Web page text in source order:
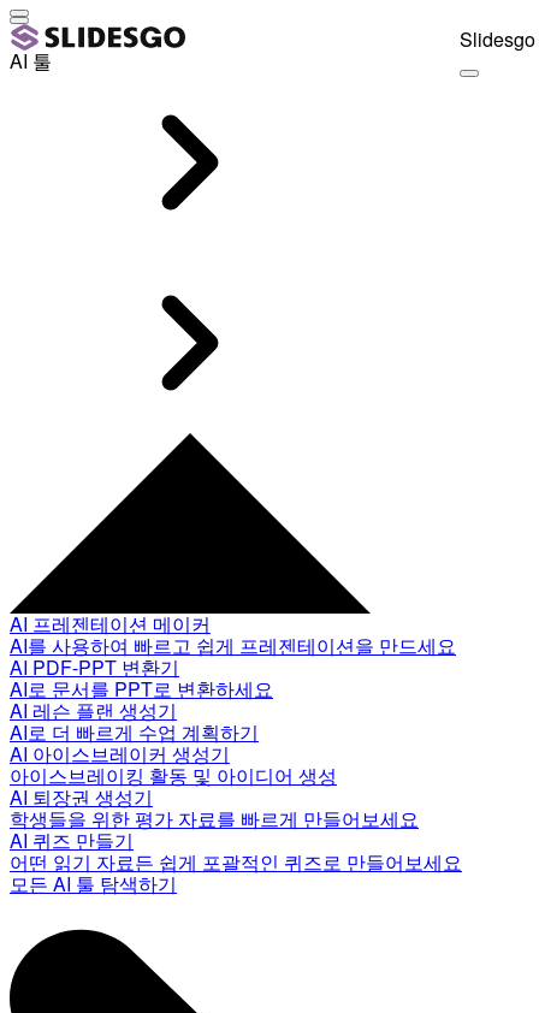
AI 툴
AI 프레젠테이션 메이커
AI를 사용하여 빠르고 쉽게 프레젠테이션을 만드세요
AI PDF-PPT 변환기
AI로 문서를 PPT로 변환하세요
AI 레슨 플랜 생성기
AI로 더 빠르게 수업 계획하기
AI 아이스브레이커 생성기
아이스브레이킹 활동 및 아이디어 생성
AI 퇴장권 생성기
학생들을 위한 평가 자료를 빠르게 만들어보세요
AI 퀴즈 만들기
어떤 읽기 자료든 쉽게 포괄적인 퀴즈로 만들어보세요
모든 AI 툴 탐색하기